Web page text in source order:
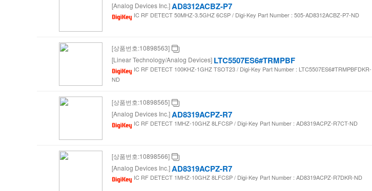
[Analog Devices Inc.]AD8312ACBZ-P7
IC RF DETECT 50MHZ-3.5GHZ 6CSP / Digi-Key Part Number : 505-AD8312ACBZ-P7-ND
[상품번호:10898563]
[Linear Technology/Analog Devices] LTC5507ES6#TRMPBF
IC RF DETECT 100KHZ-1GHZ TSOT23 / Digi-Key Part Number : LTC5507ES6#TRMPBFDKR-
ND
[상품번호:10898565]
[Analog Devices Inc.]AD8319ACPZ-R7
IC RF DETECT 1MHZ-10GHZ 8LFCSP / Digi-Key Part Number : AD8319ACPZ-R7CT-ND
[상품번호:10898566]
[Analog Devices Inc.]AD8319ACPZ-R7
IC RF DETECT 1MHZ-10GHZ 8LFCSP / Digi-Key Part Number : AD8319ACPZ-R7DKR-ND